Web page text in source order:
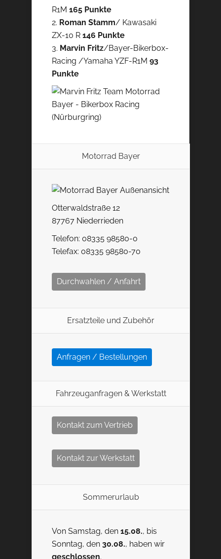
R1M 165 Punkte
2. Roman Stamm/ Kawasaki
ZX-10 R 146 Punkte
3. Marvin Fritz/Bayer-Bikerbox-
Racing /Yamaha YZF-R1M 93
Punkte
Motorrad Bayer
Otterwaldstraße 12
87767 Niederrieden
Telefon: 08335 98580-0
Telefax: 08335 98580-70
Durchwahlen / Anfahrt
Ersatzteile und Zubehör
Anfragen / Bestellungen
Fahrzeuganfragen & Werkstatt
Kontakt zum Vertrieb
Kontakt zur Werkstatt
Sommerurlaub
Von Samstag, den 15.08., bis
Sonntag, den 30.08., haben wir
geschlossen.